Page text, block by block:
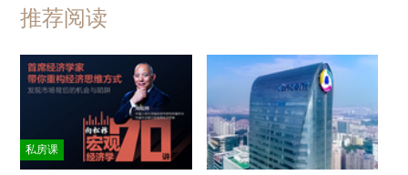
推荐阅读
私房课